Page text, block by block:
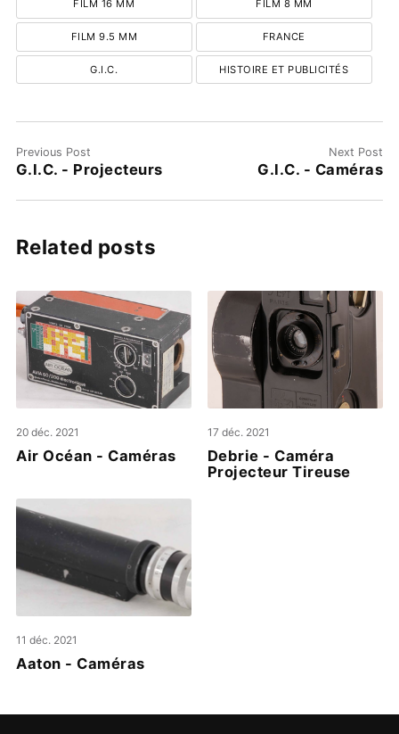
FILM 16 MM FILM 8 MM
FILM 9.5 MM FRANCE
G.I.C. HISTOIRE ET PUBLICITÉS
Previous Post
G.I.C. - Projecteurs
Next Post
G.I.C. - Caméras
Related posts
20 déc. 2021
Air Océan - Caméras
17 déc. 2021
Debrie - Caméra
Projecteur Tireuse
11 déc. 2021
Aaton - Caméras